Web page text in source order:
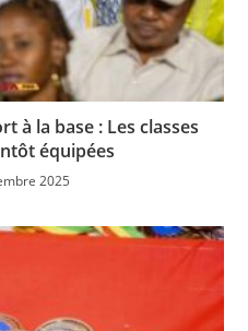
à la base : Les classes
équipées
2025